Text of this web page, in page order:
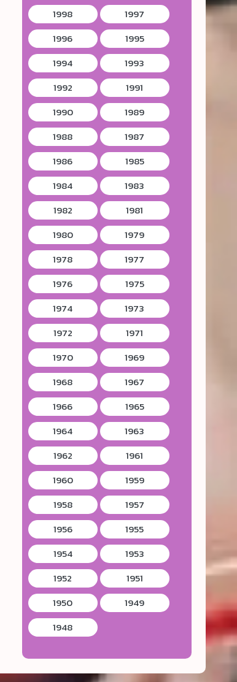
1998
1997
1996
1995
1994
1993
1992
1991
1990
1989
1988
1987
1986
1985
1984
1983
1982
1981
1980
1979
1978
1977
1976
1975
1974
1973
1972
1971
1970
1969
1968
1967
1966
1965
1964
1963
1962
1961
1960
1959
1958
1957
1956
1955
1954
1953
1952
1951
1950
1949
1948